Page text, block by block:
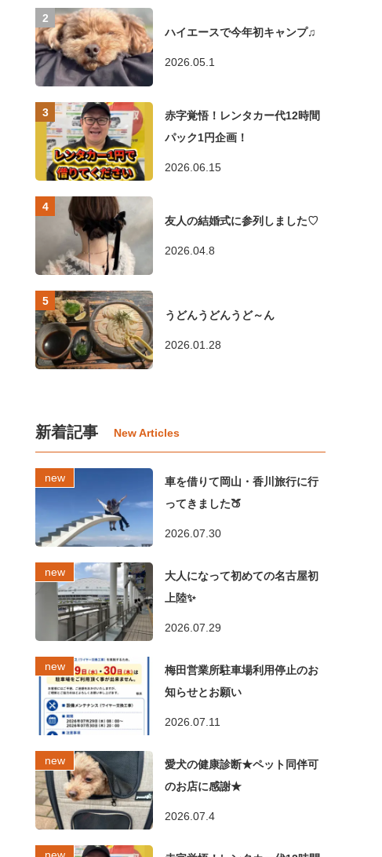
ハイエースで今年初キャンプ♫
2026.05.1
赤字覚悟！レンタカー代12時間
パック1円企画！
2026.06.15
友人の結婚式に参列しました♡
2026.04.8
うどんうどんうど～ん
2026.01.28
新着記事
車を借りて岡山・香川旅行に行
ってきました🍑
2026.07.30
大人になって初めての名古屋初
上陸✨
2026.07.29
梅田営業所駐車場利用停止のお
知らせとお願い
2026.07.11
愛犬の健康診断★ペット同伴可
のお店に感謝★
2026.07.4